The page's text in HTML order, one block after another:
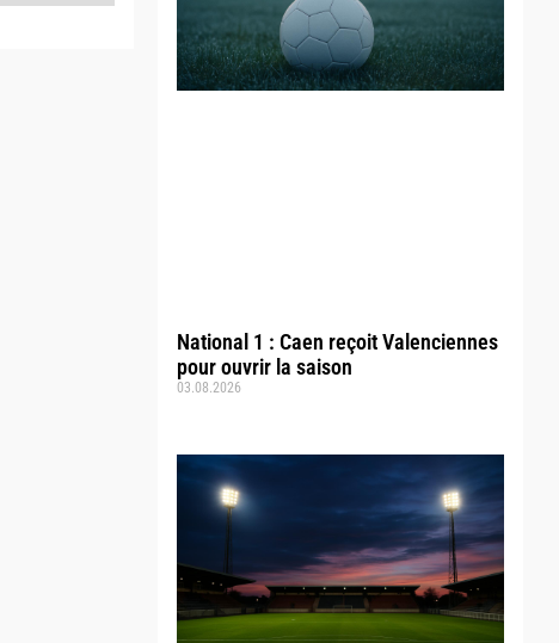
National 1 : Caen reçoit Valenciennes
pour ouvrir la saison
03.08.2026